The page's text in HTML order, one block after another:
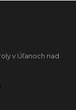
v Úľanoch nad